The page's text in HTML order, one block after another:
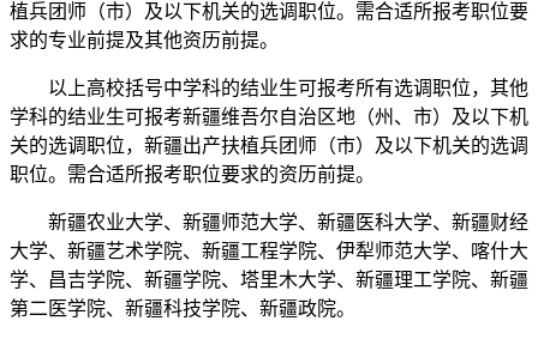
植兵团师（市）及以下机关的选调职位。需合适所报考职位要
求的专业前提及其他资历前提。
以上高校括号中学科的结业生可报考所有选调职位，其他
学科的结业生可报考新疆维吾尔自治区地（州、市）及以下机
关的选调职位，新疆出产扶植兵团师（市）及以下机关的选调
职位。需合适所报考职位要求的资历前提。
新疆农业大学、新疆师范大学、新疆医科大学、新疆财经
大学、新疆艺术学院、新疆工程学院、伊犁师范大学、喀什大
学、昌吉学院、新疆学院、塔里木大学、新疆理工学院、新疆
第二医学院、新疆科技学院、新疆政院。